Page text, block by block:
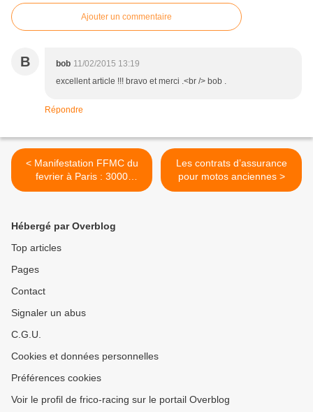
Ajouter un commentaire
B bob 11/02/2015 13:19
excellent article !!! bravo et merci .<br /> bob .
Répondre
< Manifestation FFMC du
fevrier à Paris : 3000
motards
Les contrats d’assurance
pour motos anciennes >
Hébergé par Overblog
Top articles
Pages
Contact
Signaler un abus
C.G.U.
Cookies et données personnelles
Préférences cookies
Voir le profil de frico-racing sur le portail Overblog